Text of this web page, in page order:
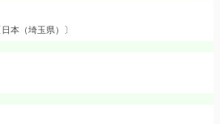
本（埼玉県）〕